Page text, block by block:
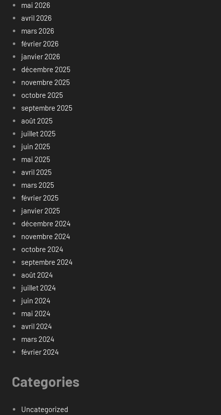
mai 2026
avril 2026
mars 2026
février 2026
janvier 2026
décembre 2025
novembre 2025
octobre 2025
septembre 2025
août 2025
juillet 2025
juin 2025
mai 2025
avril 2025
mars 2025
février 2025
janvier 2025
décembre 2024
novembre 2024
octobre 2024
septembre 2024
août 2024
juillet 2024
juin 2024
mai 2024
avril 2024
mars 2024
février 2024
Categories
Uncategorized